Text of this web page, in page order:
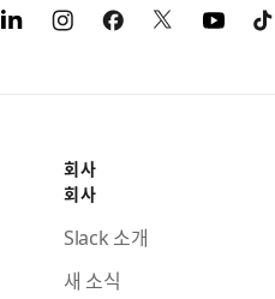
회사
회사
Slack 소개
새 소식